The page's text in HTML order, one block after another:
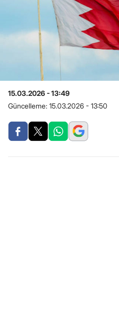
15.03.2026 - 13:49
Güncelleme: 15.03.2026 - 13:50